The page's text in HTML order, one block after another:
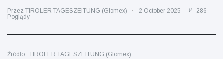
Moda i piękno
Samochody i silnik
(5997)
Żywność i picie
(79)
Przez TIROLER TAGESZEITUNG (Glomex) 2 October 2025
286
Poglądy
Źródło:: TIROLER TAGESZEITUNG (Glomex)